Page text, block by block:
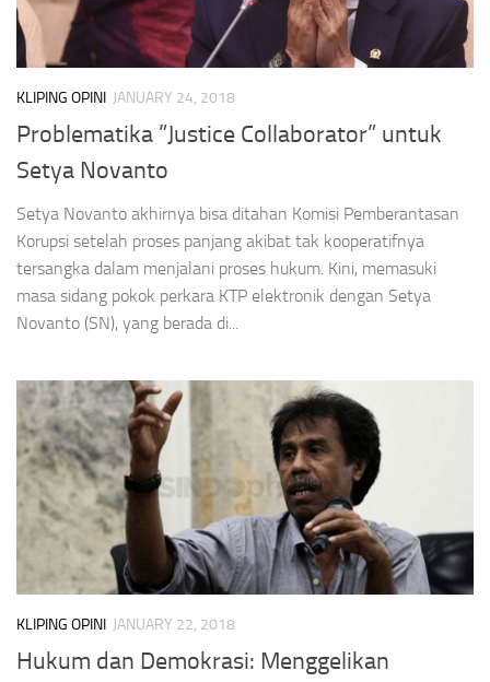
KLIPING OPINI JANUARY 24, 2018
Problematika ”Justice Collaborator” untuk
Setya Novanto
Setya Novanto akhirnya bisa ditahan Komisi Pemberantasan
Korupsi setelah proses panjang akibat tak kooperatifnya
tersangka dalam menjalani proses hukum. Kini, memasuki
masa sidang pokok perkara KTP elektronik dengan Setya
Novanto (SN), yang berada di...
KLIPING OPINI JANUARY 22, 2018
Hukum dan Demokrasi: Menggelikan